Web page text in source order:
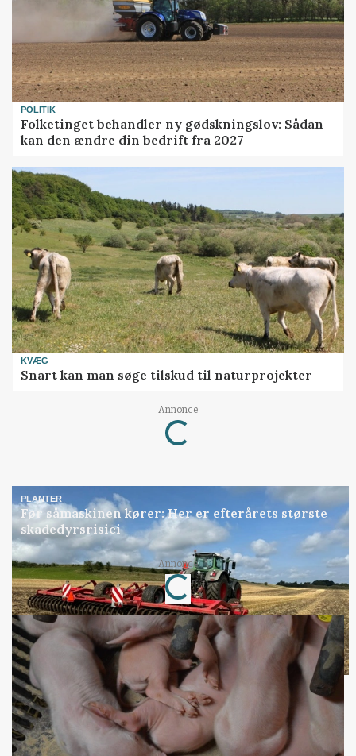
POLITIK
Folketinget behandler ny gødskningslov: Sådan
kan den ændre din bedrift fra 2027
KVÆG
Snart kan man søge tilskud til naturprojekter
Annonce
Loading...
PLANTER
Før såmaskinen kører: Her er efterårets største
skadedyrsrisici
Annonce
Loading...